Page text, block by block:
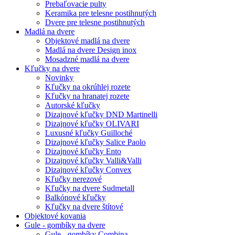
Prebaľovacie pulty
Keramika pre telesne postihnutých
Dvere pre telesne postihnutých
Madlá na dvere
Objektové madlá na dvere
Madlá na dvere Design inox
Mosadzné madlá na dvere
Kľučky na dvere
Novinky
Kľučky na okrúhlej rozete
Kľučky na hranatej rozete
Autorské kľučky
Dizajnové kľučky DND Martinelli
Dizajnové kľučky OLIVARI
Luxusné kľučky Guilloché
Dizajnové kľučky Salice Paolo
Dizajnové kľučky Ento
Dizajnové kľučky Valli&Valli
Dizajnové kľučky Convex
Kľučky nerezové
Kľučky na dvere Sudmetall
Balkónové kľučky
Kľučky na dvere štítové
Objektové kovania
Gule - gombíky na dvere